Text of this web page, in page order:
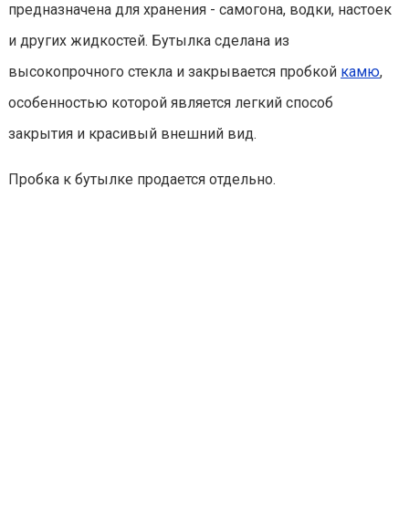
предназначена для хранения - самогона, водки, настоек
и других жидкостей. Бутылка сделана из
высокопрочного стекла и закрывается пробкой камю,
особенностью которой является легкий способ
закрытия и красивый внешний вид.
Пробка к бутылке продается отдельно.